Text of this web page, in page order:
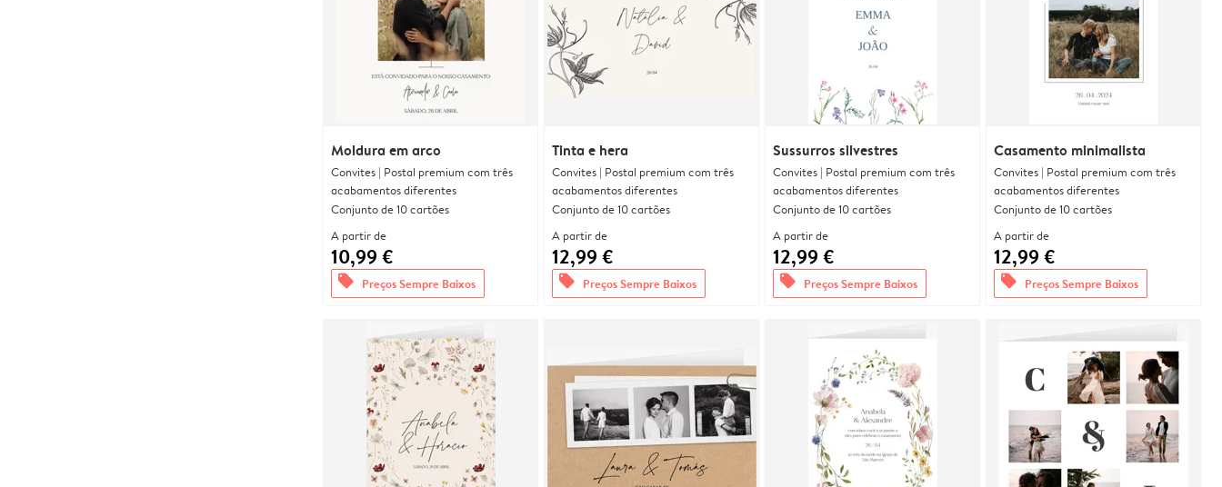
Moldura em arco
Convites | Postal premium com três
acabamentos diferentes
Conjunto de 10 cartões
A partir de
10,99 €
offers Preços Sempre Baixos
Tinta e hera
Convites | Postal premium com três
acabamentos diferentes
Conjunto de 10 cartões
A partir de
12,99 €
offers Preços Sempre Baixos
Sussurros silvestres
Convites | Postal premium com três
acabamentos diferentes
Conjunto de 10 cartões
A partir de
12,99 €
offers Preços Sempre Baixos
Casamento minimalista
Convites | Postal premium com três
acabamentos diferentes
Conjunto de 10 cartões
A partir de
12,99 €
offers Preços Sempre Baixos